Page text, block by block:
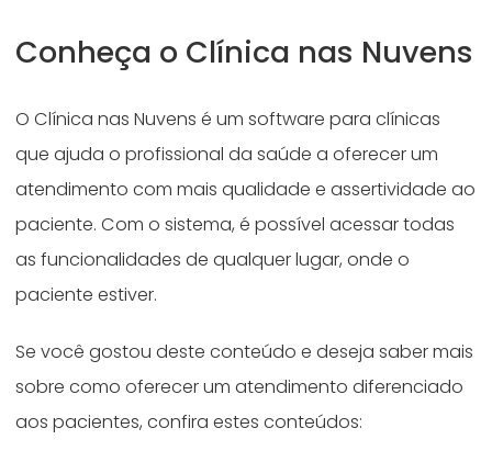
Conheça o Clínica nas Nuvens
O Clínica nas Nuvens é um software para clínicas
que ajuda o profissional da saúde a oferecer um
atendimento com mais qualidade e assertividade ao
paciente. Com o sistema, é possível acessar todas
as funcionalidades de qualquer lugar, onde o
paciente estiver.
Se você gostou deste conteúdo e deseja saber mais
sobre como oferecer um atendimento diferenciado
aos pacientes, confira estes conteúdos: